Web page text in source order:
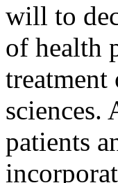
will to
of health
sciences.
patients